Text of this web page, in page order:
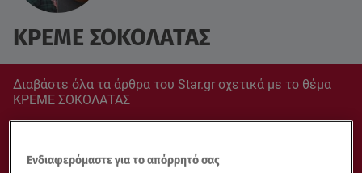
ΚΡΕΜΕ ΣΟΚΟΛΑΤΑΣ
Διαβάστε όλα τα άρθρα του Star.gr σχετικά με το θέμα
ΚΡΕΜΕ ΣΟΚΟΛΑΤΑΣ
Ενδιαφερόμαστε για το απόρρητό σας